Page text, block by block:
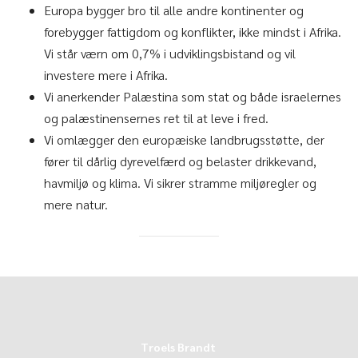
Europa bygger bro til alle andre kontinenter og
forebygger fattigdom og konflikter, ikke mindst i Afrika.
Vi står værn om 0,7% i udviklingsbistand og vil
investere mere i Afrika.
Vi anerkender Palæstina som stat og både israelernes
og palæstinensernes ret til at leve i fred.
Vi omlægger den europæiske landbrugsstøtte, der
fører til dårlig dyrevelfærd og belaster drikkevand,
havmiljø og klima. Vi sikrer stramme miljøregler og
mere natur.
Troels Brandt